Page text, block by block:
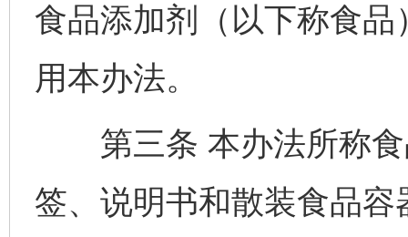
食品添加剂（以下称食
用本办法。
第三条 本办法所称食
签、说明书和散装食品